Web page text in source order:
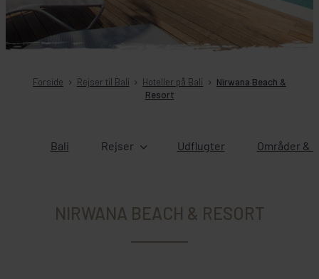
Forside Rejser til Bali Hoteller på Bali
Nirwana Beach &
Resort
Bali Rejser Udflugter Områder &
NIRWANA BEACH & RESORT